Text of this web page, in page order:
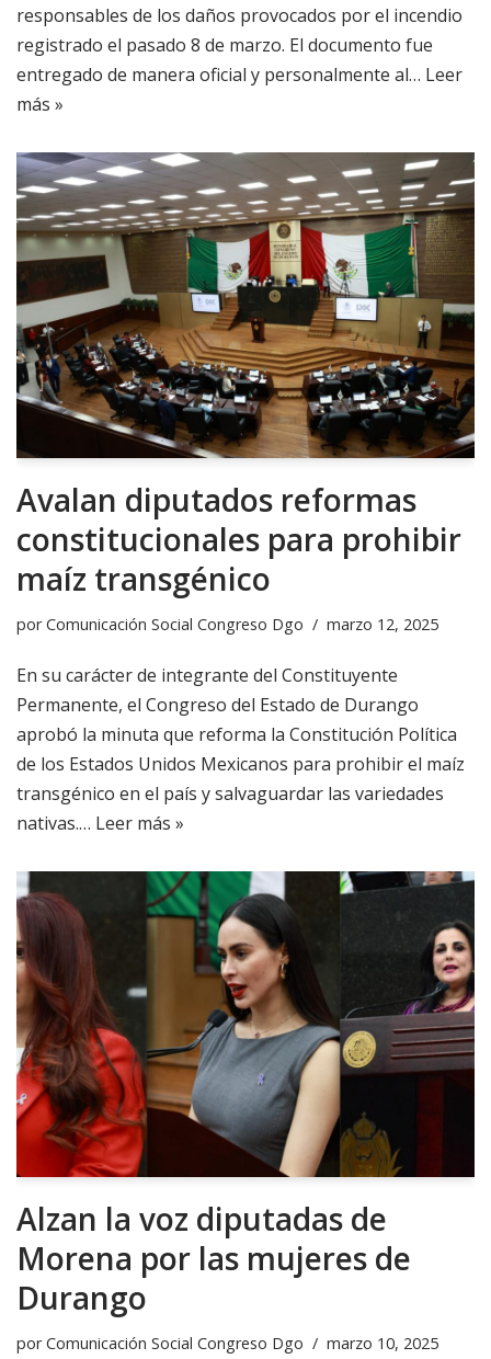
responsables de los daños provocados por el incendio
registrado el pasado 8 de marzo. El documento fue
entregado de manera oficial y personalmente al… Leer
más »
Avalan diputados reformas
constitucionales para prohibir
maíz transgénico
porComunicación Social Congreso Dgo marzo 12, 2025
En su carácter de integrante del Constituyente
Permanente, el Congreso del Estado de Durango
aprobó la minuta que reforma la Constitución Política
de los Estados Unidos Mexicanos para prohibir el maíz
transgénico en el país y salvaguardar las variedades
nativas.… Leer más »
Alzan la voz diputadas de
Morena por las mujeres de
Durango
porComunicación Social Congreso Dgo marzo 10, 2025